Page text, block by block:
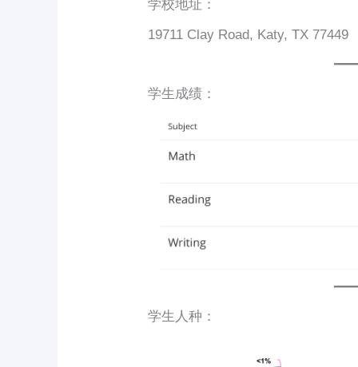
学校地址：
19711 Clay Road, Katy, TX 77449
学生成绩：
学生人种：